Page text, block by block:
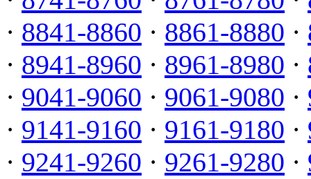
· 8841-8860 · 8861-8880 ·
· 8941-8960 · 8961-8980 ·
· 9041-9060 · 9061-9080 ·
· 9141-9160 · 9161-9180 ·
· 9241-9260 · 9261-9280 ·